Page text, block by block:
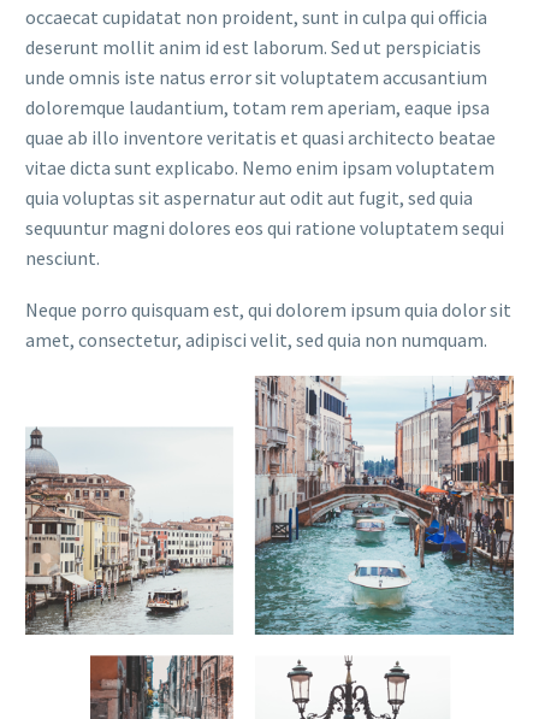
occaecat cupidatat non proident, sunt in culpa qui officia
deserunt mollit anim id est laborum. Sed ut perspiciatis
unde omnis iste natus error sit voluptatem accusantium
doloremque laudantium, totam rem aperiam, eaque ipsa
quae ab illo inventore veritatis et quasi architecto beatae
vitae dicta sunt explicabo. Nemo enim ipsam voluptatem
quia voluptas sit aspernatur aut odit aut fugit, sed quia
sequuntur magni dolores eos qui ratione voluptatem sequi
nesciunt.
Neque porro quisquam est, qui dolorem ipsum quia dolor sit
amet, consectetur, adipisci velit, sed quia non numquam.